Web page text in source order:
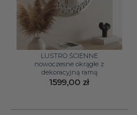
LUSTRO ŚCIENNE
nowoczesne okrągłe z
dekoracyjną ramą
1599,00 zł